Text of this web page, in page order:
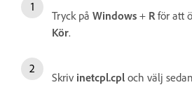
Tryck på Windows + R för att
Kör.
Skriv inetcpl.cpl och välj sedan